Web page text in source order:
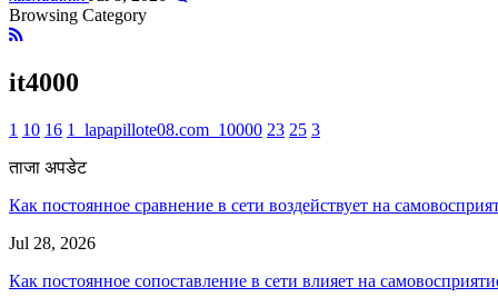
Browsing Category
it4000
1 10 16 1_lapapillote08.com_10000 23 25 3
ताजा अपडेट
Как постоянное сравнение в сети воздействует на
Jul 28, 2026
Как постоянное сопоставление в сети влияет на